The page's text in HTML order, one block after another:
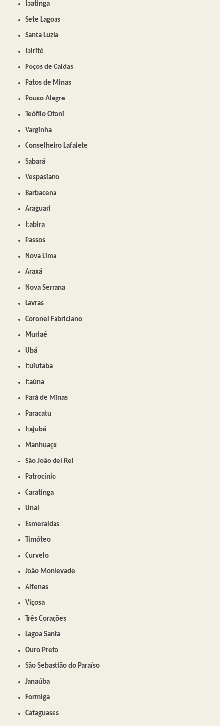
Ipatinga
Sete Lagoas
Santa Luzia
Ibirité
Poços de Caldas
Patos de Minas
Pouso Alegre
Teófilo Otoni
Varginha
Conselheiro Lafaiete
Sabará
Vespasiano
Barbacena
Araguari
Itabira
Passos
Nova Lima
Araxá
Nova Serrana
Lavras
Coronel Fabriciano
Muriaé
Ubá
Ituiutaba
Itaúna
Pará de Minas
Paracatu
Itajubá
Manhuaçu
São João del Rei
Patrocínio
Caratinga
Unaí
Esmeraldas
Timóteo
Curvelo
João Monlevade
Alfenas
Viçosa
Três Corações
Lagoa Santa
Ouro Preto
São Sebastião do Paraíso
Janaúba
Formiga
Cataguases